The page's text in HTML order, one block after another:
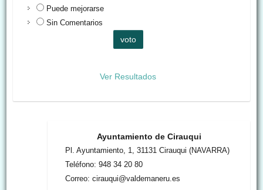
Puede mejorarse
Sin Comentarios
Ver Resultados
Ayuntamiento de Cirauqui
Pl. Ayuntamiento, 1, 31131 Cirauqui (NAVARRA)
Teléfono: 948 34 20 80
Correo: cirauqui@valdemaneru.es